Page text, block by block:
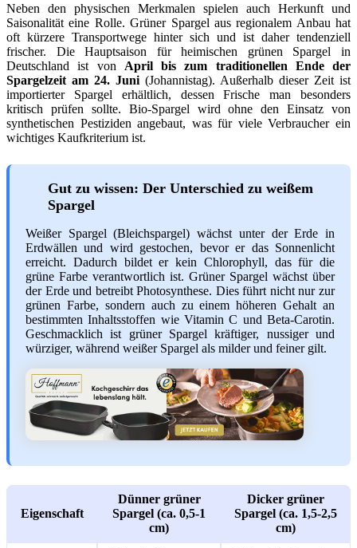
Neben den physischen Merkmalen spielen auch Herkunft und
Saisonalität eine Rolle. Grüner Spargel aus regionalem Anbau hat
oft kürzere Transportwege hinter sich und ist daher tendenziell
frischer. Die Hauptsaison für heimischen grünen Spargel in
Deutschland ist von April bis zum traditionellen Ende der
Spargelzeit am 24. Juni (Johannistag). Außerhalb dieser Zeit ist
importierter Spargel erhältlich, dessen Frische man besonders
kritisch prüfen sollte. Bio-Spargel wird ohne den Einsatz von
synthetischen Pestiziden angebaut, was für viele Verbraucher ein
wichtiges Kaufkriterium ist.
Gut zu wissen: Der Unterschied zu weißem
Spargel
Weißer Spargel (Bleichspargel) wächst unter der Erde in
Erdwällen und wird gestochen, bevor er das Sonnenlicht
erreicht. Dadurch bildet er kein Chlorophyll, das für die
grüne Farbe verantwortlich ist. Grüner Spargel wächst über
der Erde und betreibt Photosynthese. Dies führt nicht nur zur
grünen Farbe, sondern auch zu einem höheren Gehalt an
bestimmten Inhaltsstoffen wie Vitamin C und Beta-Carotin.
Geschmacklich ist grüner Spargel kräftiger, nussiger und
würziger, während weißer Spargel als milder und feiner gilt.
Eigenschaft
Dünner grüner
Spargel (ca. 0,5-1
cm)
Dicker grüner
Spargel (ca. 1,5-2,5
cm)